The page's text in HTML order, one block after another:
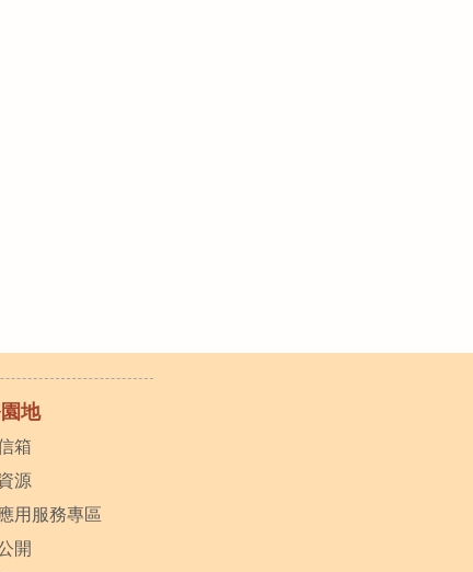
地
箱
源
用服務專區
開